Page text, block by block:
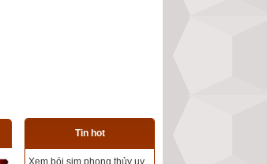
Tin hot